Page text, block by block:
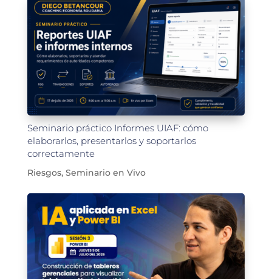
Seminario práctico Informes UIAF: cómo
elaborarlos, presentarlos y soportarlos
correctamente
Riesgos, Seminario en Vivo